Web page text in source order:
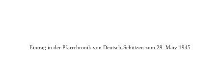
Eintrag in der Pfarrchronik von Deutsch-Schützen zum 29. März 1945